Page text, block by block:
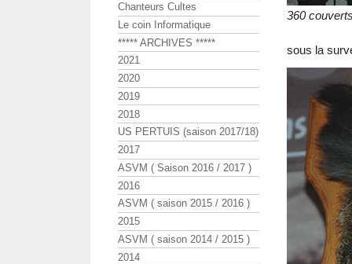
360
sous la
Chanteurs Cultes
Le coin Informatique
***** ARCHIVES *****
2021
2020
2019
2018
US PERTUIS (saison 2017/18)
2017
ASVM ( Saison 2016 / 2017 )
2016
ASVM ( saison 2015 / 2016 )
2015
ASVM ( saison 2014 / 2015 )
2014